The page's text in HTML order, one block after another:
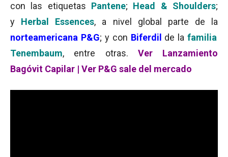
con las etiquetas Pantene; Head & Shoulders;
y
Herbal Essences, a nivel global parte de la
norteamericana P&G; y con Biferdil de la familia
Tenembaum, entre otras. Ver Lanzamiento
Bagóvit Capilar | Ver P&G sale del mercado